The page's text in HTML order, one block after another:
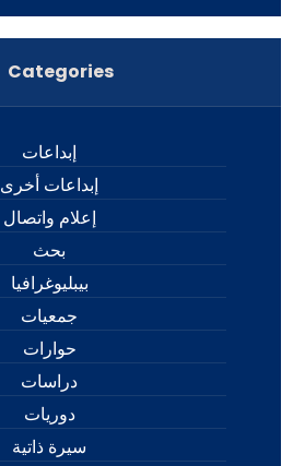
Categories
إبداعات
إبداعات أخرى
إعلام واتصال
بحث
بيبليوغرافيا
جمعيات
حوارات
دراسات
دوريات
سيرة ذاتية